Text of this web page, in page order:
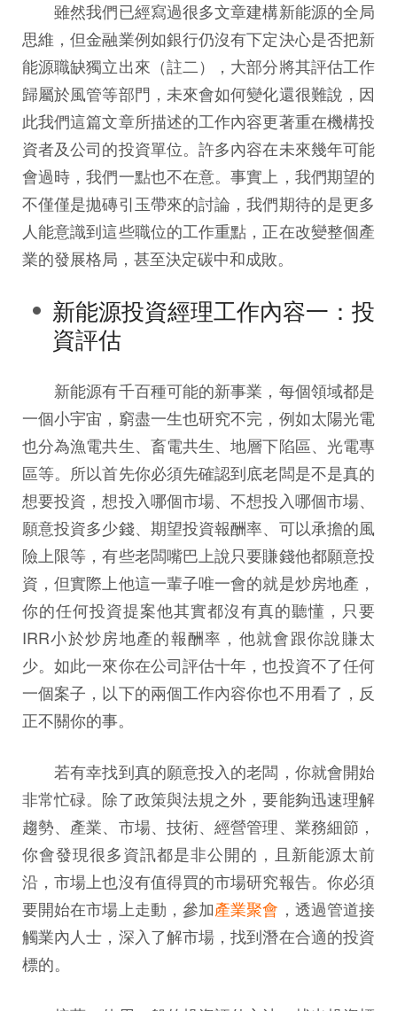
雖然我們已經寫過很多文章建構新能源的全局
思維，但金融業例如銀行仍沒有下定決心是否把新
能源職缺獨立出來（註二），大部分將其評估工作
歸屬於風管等部門，未來會如何變化還很難說，因
此我們這篇文章所描述的工作內容更著重在機構投
資者及公司的投資單位。許多內容在未來幾年可能
會過時，我們一點也不在意。事實上，我們期望的
不僅僅是拋磚引玉帶來的討論，我們期待的是更多
人能意識到這些職位的工作重點，正在改變整個產
業的發展格局，甚至決定碳中和成敗。
新能源投資經理工作內容一：投
資評估
新能源有千百種可能的新事業，每個領域都是
一個小宇宙，窮盡一生也研究不完，例如太陽光電
也分為漁電共生、畜電共生、地層下陷區、光電專
區等。所以首先你必須先確認到底老闆是不是真的
想要投資，想投入哪個市場、不想投入哪個市場、
願意投資多少錢、期望投資報酬率、可以承擔的風
險上限等，有些老闆嘴巴上說只要賺錢他都願意投
資，但實際上他這一輩子唯一會的就是炒房地產，
你的任何投資提案他其實都沒有真的聽懂，只要
IRR小於炒房地產的報酬率，他就會跟你說賺太
少。如此一來你在公司評估十年，也投資不了任何
一個案子，以下的兩個工作內容你也不用看了，反
正不關你的事。
若有幸找到真的願意投入的老闆，你就會開始
非常忙碌。除了政策與法規之外，要能夠迅速理解
趨勢、產業、市場、技術、經營管理、業務細節，
你會發現很多資訊都是非公開的，且新能源太前
沿，市場上也沒有值得買的市場研究報告。你必須
要開始在市場上走動，參加產業聚會 ，透過管道接
觸業內人士，深入了解市場，找到潛在合適的投資
標的。